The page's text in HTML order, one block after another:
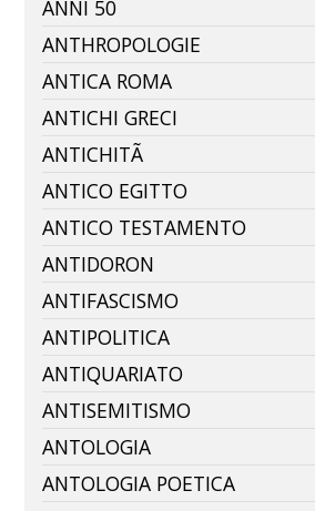
ANNI 50
ANTHROPOLOGIE
ANTICA ROMA
ANTICHI GRECI
ANTICHITÃ
ANTICO EGITTO
ANTICO TESTAMENTO
ANTIDORON
ANTIFASCISMO
ANTIPOLITICA
ANTIQUARIATO
ANTISEMITISMO
ANTOLOGIA
ANTOLOGIA POETICA